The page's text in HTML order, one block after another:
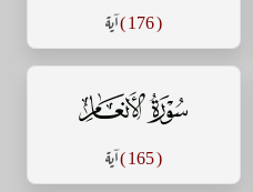
( 176 ) آية
سورة الأنعام
( 165 ) آية